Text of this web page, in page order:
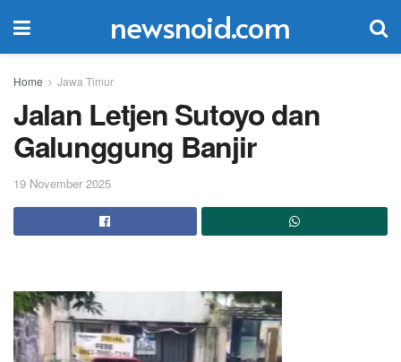
newsnoid.com
Home Jawa Timur
Jalan Letjen Sutoyo dan
Galunggung Banjir
19 November 2025